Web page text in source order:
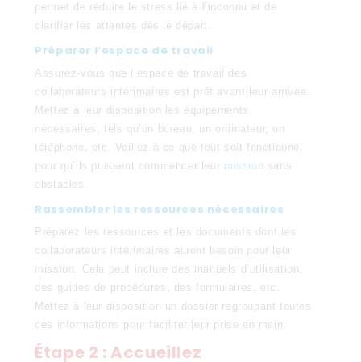
permet de réduire le stress lié à l’inconnu et de
clarifier les attentes dès le départ.
Préparer l’espace de travail
Assurez-vous que l’espace de travail des
collaborateurs intérimaires est prêt avant leur arrivée.
Mettez à leur disposition les équipements
nécessaires, tels qu’un bureau, un ordinateur, un
téléphone, etc. Veillez à ce que tout soit fonctionnel
pour qu’ils puissent commencer leur mission sans
obstacles.
Rassembler les ressources nécessaires
Préparez les ressources et les documents dont les
collaborateurs intérimaires auront besoin pour leur
mission. Cela peut inclure des manuels d’utilisation,
des guides de procédures, des formulaires, etc.
Mettez à leur disposition un dossier regroupant toutes
ces informations pour faciliter leur prise en main.
Étape 2 : Accueillez